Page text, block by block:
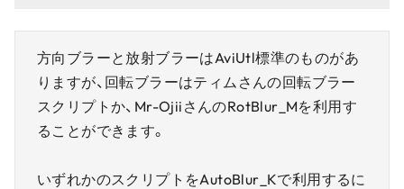
方向ブラーと放射ブラーはAviUtl標準のものがあ
りますが、回転ブラーはティムさんの回転ブラー
スクリプトか、Mr-OjiiさんのRotBlur_Mを利用す
ることができます。
いずれかのスクリプトをAutoBlur_Kで利用するに